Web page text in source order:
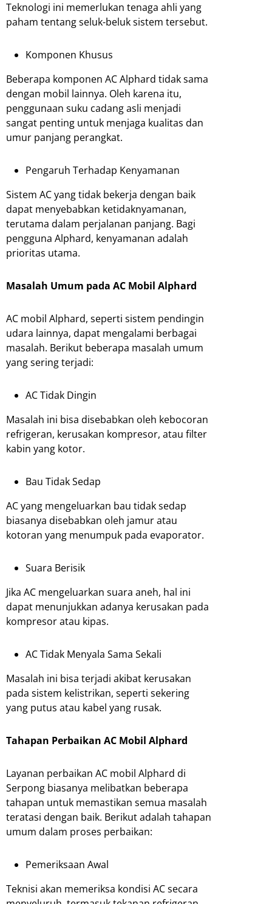
Teknologi ini memerlukan tenaga ahli yang
paham tentang seluk-beluk sistem tersebut.
Komponen Khusus
Beberapa komponen AC Alphard tidak sama
dengan mobil lainnya. Oleh karena itu,
penggunaan suku cadang asli menjadi
sangat penting untuk menjaga kualitas dan
umur panjang perangkat.
Pengaruh Terhadap Kenyamanan
Sistem AC yang tidak bekerja dengan baik
dapat menyebabkan ketidaknyamanan,
terutama dalam perjalanan panjang. Bagi
pengguna Alphard, kenyamanan adalah
prioritas utama.
Masalah Umum pada AC Mobil Alphard
AC mobil Alphard, seperti sistem pendingin
udara lainnya, dapat mengalami berbagai
masalah. Berikut beberapa masalah umum
yang sering terjadi:
AC Tidak Dingin
Masalah ini bisa disebabkan oleh kebocoran
refrigeran, kerusakan kompresor, atau filter
kabin yang kotor.
Bau Tidak Sedap
AC yang mengeluarkan bau tidak sedap
biasanya disebabkan oleh jamur atau
kotoran yang menumpuk pada evaporator.
Suara Berisik
Jika AC mengeluarkan suara aneh, hal ini
dapat menunjukkan adanya kerusakan pada
kompresor atau kipas.
AC Tidak Menyala Sama Sekali
Masalah ini bisa terjadi akibat kerusakan
pada sistem kelistrikan, seperti sekering
yang putus atau kabel yang rusak.
Tahapan Perbaikan AC Mobil Alphard
Layanan perbaikan AC mobil Alphard di
Serpong biasanya melibatkan beberapa
tahapan untuk memastikan semua masalah
teratasi dengan baik. Berikut adalah tahapan
umum dalam proses perbaikan:
Pemeriksaan Awal
Teknisi akan memeriksa kondisi AC secara